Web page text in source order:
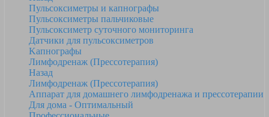
Пульсоксиметры и капнографы
Пульсоксиметры пальчиковые
Пульсоксиметр суточного мониторинга
Датчики для пульсоксиметров
Kапнографы
Лимфодренаж (Прессотерапия)
Назад
Лимфодренаж (Прессотерапия)
Аппарат для домашнего лимфодренажа и прессотерапии
Для дома - Оптимальный